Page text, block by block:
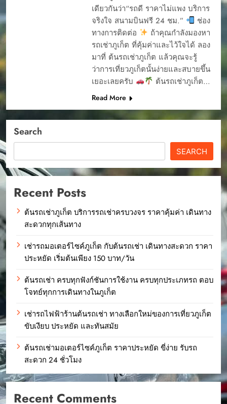
เดียวกันว่า“รถดี ราคาไม่แพง บริการ
จริงใจ สนามบินฟรี 24 ชม.”
ช่อง
ทางการติดต่อ
ถ้าคุณกำลังมองหา
รถเช่าภูเก็ต ที่คุ้มค่าและไว้ใจได้ ลอง
มาที่ ต้นรถเช่าภูเก็ต แล้วคุณจะรู้
ว่าการเที่ยวภูเก็ตนั้นง่ายและสบายขึ้น
เยอะเลยครับ
ต้นรถเช่าภูเก็ต…
Read More
Search
SEARCH
Recent Posts
ต้นรถเช่าภูเก็ต บริการรถเช่าครบวงจร ราคาคุ้มค่า เดินทาง
สะดวกทุกเส้นทาง
เช่ารถมอเตอร์ไซค์ภูเก็ต กับต้นรถเช่า เดินทางสะดวก ราคา
ประหยัด เริ่มต้นเพียง 150 บาท/วัน
ต้นรถเช่า ครบทุกฟังก์ชันการใช้งาน ครบทุกประเภทรถ ตอบ
โจทย์ทุกการเดินทางในภูเก็ต
เช่ารถไฟฟ้าร้านต้นรถเช่า ทางเลือกใหม่ของการเที่ยวภูเก็ต
ขับเงียบ ประหยัด และทันสมัย
ต้นรถเช่ามอเตอร์ไซค์ภูเก็ต ราคาประหยัด ขี่ง่าย รับรถ
สะดวก 24 ชั่วโมง
Recent Comments